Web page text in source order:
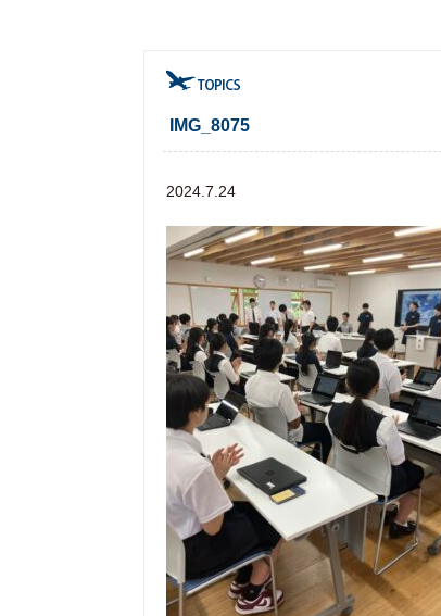
IMG_8075
2024.7.24